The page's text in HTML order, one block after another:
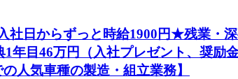
社日からずっと時給1900円★残業
目46万円（入社プレゼント、奨励
人気車種の製造・組立業務】